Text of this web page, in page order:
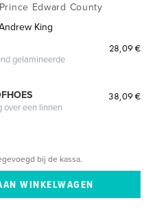
Edward County
King
gelamineerde
28,09 €
over een linnen
38,09 €
bij de kassa.